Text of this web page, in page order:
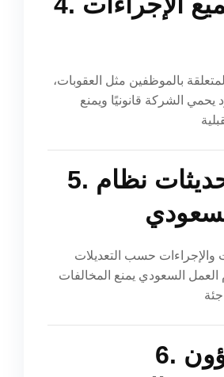
بالموظفين مثل العقوبات،
يحمي الشركة قانونيًا ويمنع
5. متابعة تحديثات نظام
والإجراءات حسب التعديلات
العمل السعودي يمنع المخالفات
6. إدارة شؤون